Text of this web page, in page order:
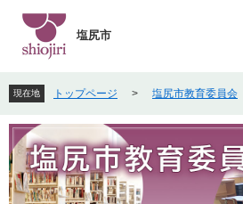
先
頭
で
。
を
飛
ば
て
本
文
塩尻市
現在地 トップページ > 塩尻市教育委員会